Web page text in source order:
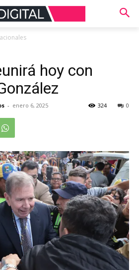
hoy con
- enero 6, 2025 0
324